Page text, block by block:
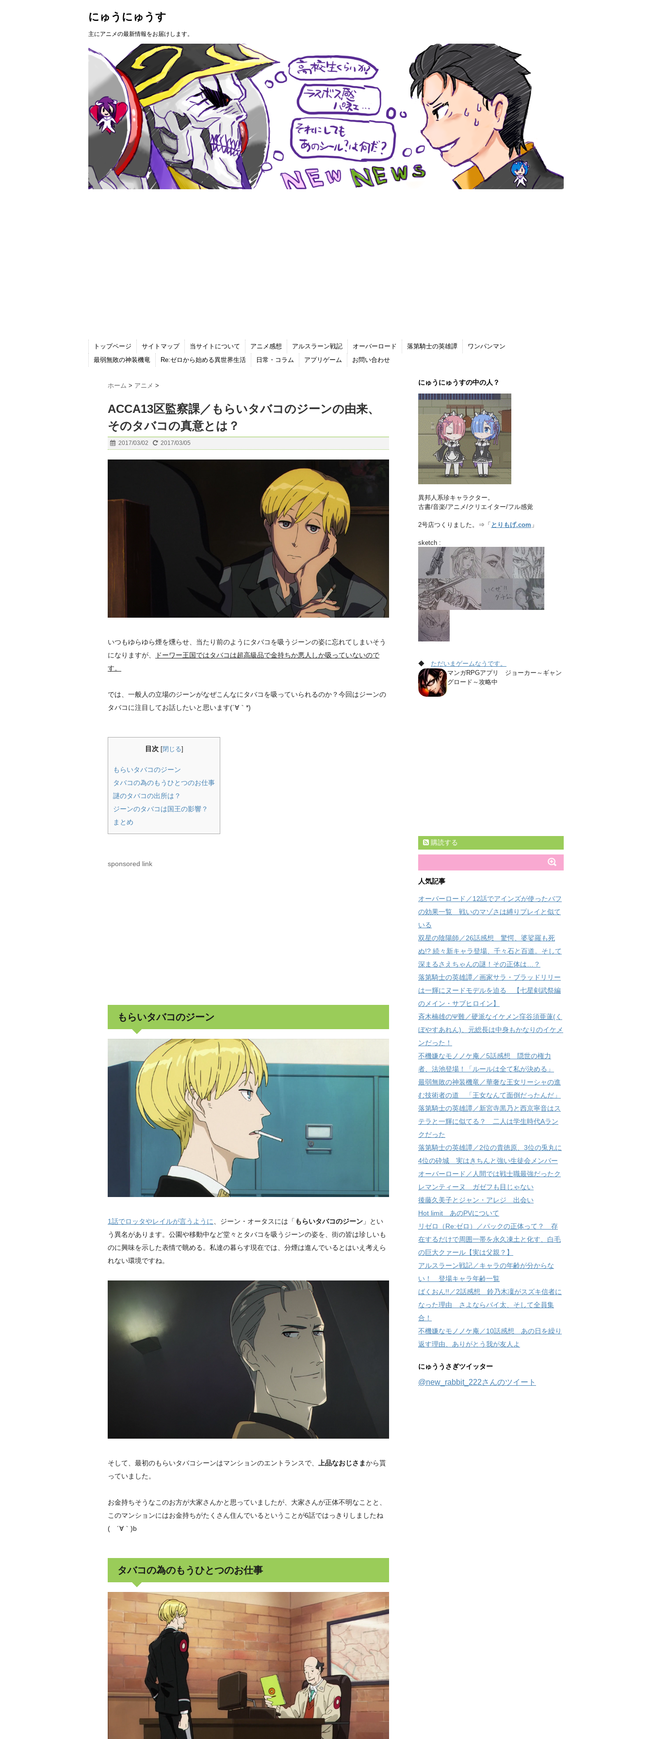
にゅうにゅうす
主にアニメの最新情報をお届けします。
トップページ サイトマップ 当サイトについて アニメ感想 アルスラーン戦記 オーバーロード 落第騎士の英雄譚
ワンパンマン
最弱無敗の神装機竜
Re:ゼロから始める異世界生活 日常・コラム アプリゲーム お問い合わせ
ホーム > アニメ >
ACCA13区監察課／もらいタバコのジーンの由来、
そのタバコの真意とは？
2017/03/02 2017/03/05
いつもゆらゆら煙を燻らせ、当たり前のようにタバコを吸うジーンの姿に忘れてしまいそう
になりますが、
ドーワー王国ではタバコは超高級品で金持ちか悪人しか吸っていないので
す。
では、一般人の立場のジーンがなぜこんなにタバコを吸っていられるのか？今回はジーンの
タバコに注目してお話したいと思います(´∀｀*)
目次 閉じる
もらいタバコのジーン
タバコの為のもうひとつのお仕事
謎のタバコの出所は？
ジーンのタバコは国王の影響？
まとめ
sponsored link
もらいタバコのジーン
1話でロッタやレイルが言うように、ジーン・オータスには「 もらいタバコのジーン 」とい
う異名があります。公園や移動中など堂々とタバコを吸うジーンの姿を、街の皆は珍しいも
のに興味を示した表情で眺める。私達の暮らす現在では、分煙は進んでいるとはいえ考えら
れない環境ですね。
そして、最初のもらいタバコシーンはマンションのエントランスで、 上品なおじさまから貰
っていました。
お金持ちそうなこのお方が大家さんかと思っていましたが、大家さんが正体不明なことと、
このマンションにはお金持ちがたくさん住んでいるということが6話ではっきりしましたね
( ´∀｀)b
タバコの為のもうひとつのお仕事
にゅうにゅうすの中の人？
異邦人系珍キャラクター。
古書/音楽/アニメ/クリエイター/フル感覚
2号店つくりました。⇒「 とりもげ.com 」
sketch :
◆ ただいまゲームなうです。
マンガRPGアプリ ジョーカー～ギャン
グロード～攻略中
購読する
人気記事
オーバーロード／12話でアインズが使ったバフ
の効果一覧 戦いのマゾさは縛りプレイと似て
いる
双星の陰陽師／26話感想 驚愕、婆娑羅も死
ぬ!? 続々新キャラ登場、千々石と百道。そして
深まるさえちゃんの謎！その正体は…？
落第騎士の英雄譚／画家サラ・ブラッドリリー
は一輝にヌードモデルを迫る 【七星剣武祭編
のメイン・サブヒロイン】
斉木楠雄のΨ難／硬派なイケメン窪谷須亜蓮(く
ぼやすあれん)、元総長は中身もかなりのイケメ
ンだった！
不機嫌なモノノケ庵／5話感想 隠世の権力
者、法池登場！「ルールは全て私が決める」
最弱無敗の神装機竜／華奢な王女リーシャの進
む技術者の道 「王女なんて面倒だったんだ」
落第騎士の英雄譚／新宮寺黒乃と西京寧音はス
テラと一輝に似てる？ 二人は学生時代Aラン
クだった
落第騎士の英雄譚／2位の貴徳原、3位の兎丸に
4位の砕城 実はきちんと強い生徒会メンバー
オーバーロード／人間では戦士職最強だったク
レマンティーヌ ガゼフも目じゃない
後藤久美子とジャン・アレジ 出会い
Hot limit あのPVについて
リゼロ（Re:ゼロ）／パックの正体って？ 存
在するだけで周囲一帯を永久凍土と化す、白毛
の巨大クァール【実は父親？】
アルスラーン戦記／キャラの年齢が分からな
い！ 登場キャラ年齢一覧
ばくおん!!／2話感想 鈴乃木凜がスズキ信者に
なった理由 さよならバイ太、そして全員集
合！
不機嫌なモノノケ庵／10話感想 あの日を繰り
返す理由、ありがとう我が友人よ
にゅううさぎツイッター
@new_rabbit_222さんのツイート